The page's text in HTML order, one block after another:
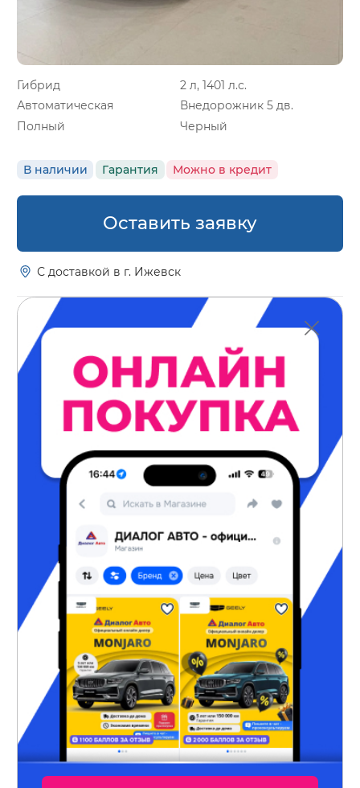
Гибрид
2 л, 1401 л.с.
Автоматическая
Внедорожник 5 дв.
Полный
Черный
В наличии Гарантия Можно в кредит
Оставить заявку
С доставкой в г. Ижевск